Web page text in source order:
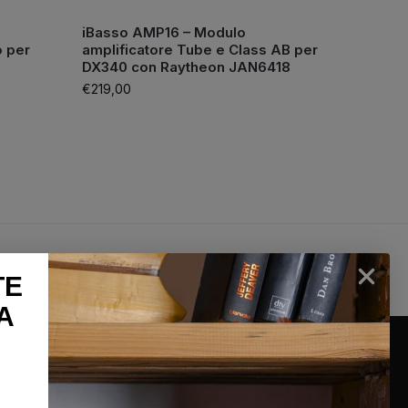
per
iBasso AMP16 – Modulo
amplificatore Tube e Class AB per
DX340 con Raytheon JAN6418
€219,00
sab 100% Pagamenti sicuri
PayPal / Carte di credito / Bonifico
INFORMAZIONI